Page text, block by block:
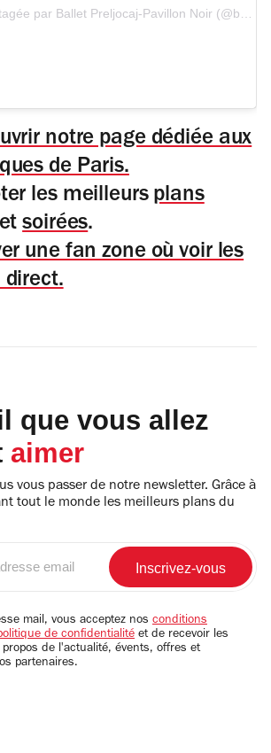
Une publication partagée par Ballet Preljocaj-Pavillon Noir (@balletpreljocaj)
notre page dédiée aux
de Paris.
les meilleurs plans
soirées.
une fan zone où voir les
direct.
que vous allez
aimer
vous passer de notre newsletter. Grâce à
tout le monde les meilleurs plans du
mail, vous acceptez nos conditions
de confidentialité et de recevoir les
de l'actualité, évents, offres et
partenaires.